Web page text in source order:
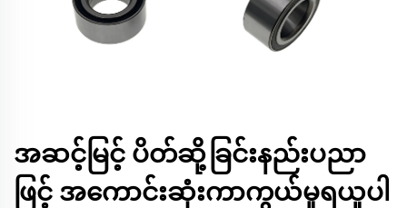
အဆင့်မြင့် ပိတ်ဆို့ခြင်းနည်းပညာ
ဖြင့် အကောင်းဆုံးကာကွယ်မှုရယူပါ